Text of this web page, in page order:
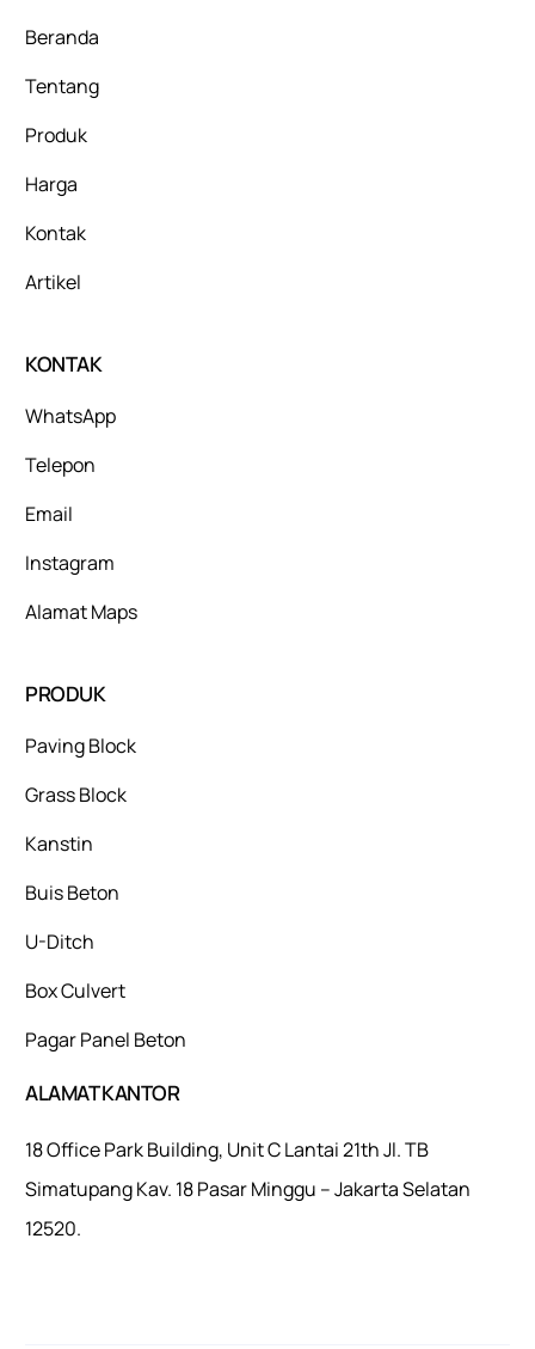
Beranda
Tentang
Produk
Harga
Kontak
Artikel
KONTAK
WhatsApp
Telepon
Email
Instagram
Alamat Maps
PRODUK
Paving Block
Grass Block
Kanstin
Buis Beton
U-Ditch
Box Culvert
Pagar Panel Beton
ALAMAT KANTOR
18 Office Park Building, Unit C Lantai 21th Jl. TB
Simatupang Kav. 18 Pasar Minggu – Jakarta Selatan
12520.